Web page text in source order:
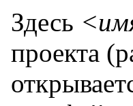
Здесь
проекта